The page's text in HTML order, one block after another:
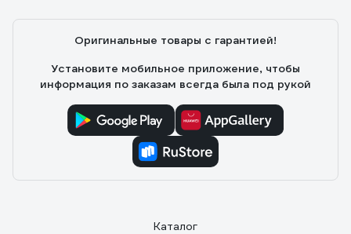
Оригинальные товары с гарантией!
Установите мобильное приложение, чтобы
информация по заказам всегда была под рукой
Каталог